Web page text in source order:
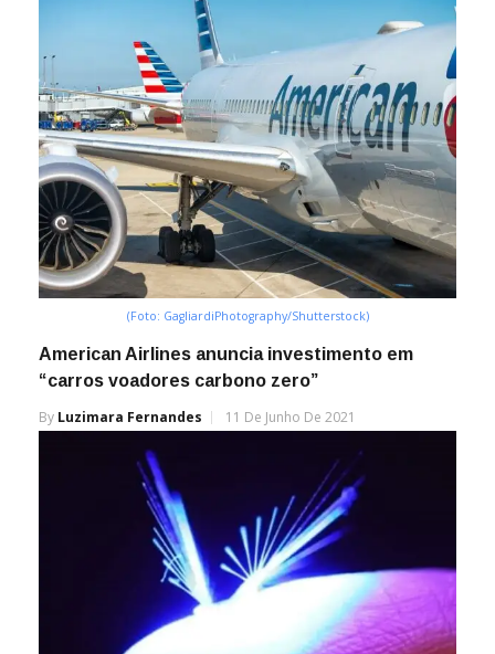
(Foto: GagliardiPhotography/Shutterstock)
American Airlines anuncia investimento em
“carros voadores carbono zero”
By Luzimara Fernandes 11 De Junho De 2021